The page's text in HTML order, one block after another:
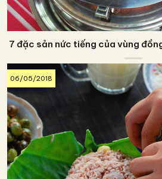
7 đặc sản nức tiếng của vùng
06/05/2018